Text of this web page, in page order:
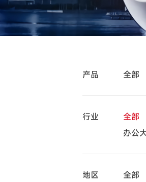
产品 全部
行业 全部
办公
地区 全部